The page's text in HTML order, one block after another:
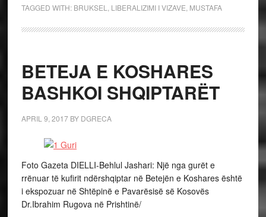
TAGGED WITH: BRUKSEL LIBERALIZIMI I VIZAVE MUSTAFA
BETEJA E KOSHARES
BASHKOI SHQIPTARËT
APRIL 9, 2017BY DGRECA
Foto Gazeta DIELLI-Behlul Jashari: Një nga gurët e
rrënuar të kufirit ndërshqiptar në Betejën e Koshares është
i ekspozuar në Shtëpinë e Pavarësisë së Kosovës
Dr.Ibrahim Rugova në Prishtinë/